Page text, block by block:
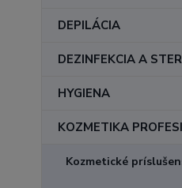
DEPILÁCIA
DEZINFEKCIA A
HYGIENA
KOZMETIKA
Kozmetické